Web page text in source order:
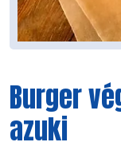
Burger
azuki